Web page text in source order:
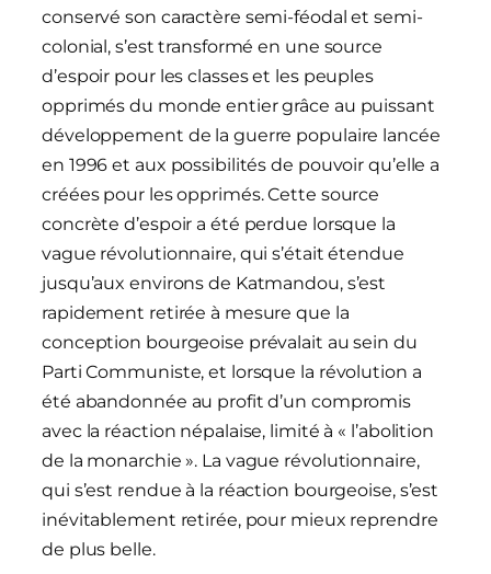
conservé son caractère semi-féodal et semi-
colonial, s’est transformé en une source
d’espoir pour les classes et les peuples
opprimés du monde entier grâce au puissant
développement de la guerre populaire lancée
en 1996 et aux possibilités de pouvoir qu’elle a
créées pour les opprimés. Cette source
concrète d’espoir a été perdue lorsque la
vague révolutionnaire, qui s’était étendue
jusqu’aux environs de Katmandou, s’est
rapidement retirée à mesure que la
conception bourgeoise prévalait au sein du
Parti Communiste, et lorsque la révolution a
été abandonnée au profit d’un compromis
avec la réaction népalaise, limité à « l’abolition
de la monarchie ». La vague révolutionnaire,
qui s’est rendue à la réaction bourgeoise, s’est
inévitablement retirée, pour mieux reprendre
de plus belle.